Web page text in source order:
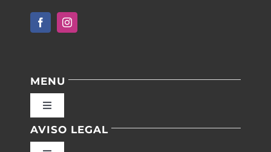
MENU
Toggle
Inicio
AVISO LEGAL